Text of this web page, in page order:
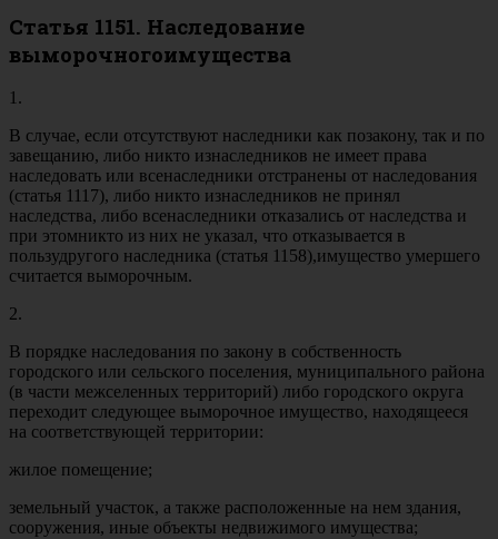
Статья 1151. Наследование
выморочногоимущества
1.
В случае, если отсутствуют наследники как позакону, так и по
завещанию, либо никто изнаследников не имеет права
наследовать или всенаследники отстранены от наследования
(статья 1117), либо никто изнаследников не принял
наследства, либо всенаследники отказались от наследства и
при этомникто из них не указал, что отказывается в
пользудругого наследника (статья 1158),имущество умершего
считается выморочным.
2.
В порядке наследования по закону в собственность
городского или сельского поселения, муниципального района
(в части межселенных территорий) либо городского округа
переходит следующее выморочное имущество, находящееся
на соответствующей территории:
жилое помещение;
земельный участок, а также расположенные на нем здания,
сооружения, иные объекты недвижимого имущества;